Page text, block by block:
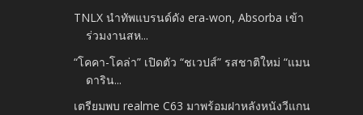
TNLX นำทัพแบรนด์ดัง era-won, Absorba เข้า
ร่วมงานสห...
“โคคา-โคล่า” เปิดตัว “ชเวปส์” รสชาติใหม่ “แมน
ดาริน...
เตรียมพบ realme C63 มาพร้อมฝาหลังหนังวีแกน